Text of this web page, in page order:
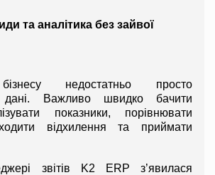
та аналітика без зайвої
недостатньо просто
дані. Важливо швидко бачити
показники, порівнювати
відхилення та приймати
звітів K2 ERP з’явилася